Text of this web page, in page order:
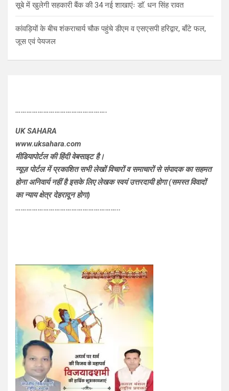
सूबे में खुलेगी सहकारी बैंक की 34 नई शाखाएंः डाॅ. धन सिंह रावत
कांवड़ियों के बीच शंकराचार्य चौक पहुंचे डीएम व एसएसपी हरिद्वार, बाँटे फल,
जूस एवं पेयजल
………………………………………….
UK SAHARA
www.uksahara.com
मीडियापोर्टल की हिंदी वेबसाइट है।
न्यूज़ पोर्टल में प्रकाशित सभी लेखों विचारों व समाचारों से संपादक का सहमत
होना अनिवार्य नहीं है इसके लिए लेखक स्वयं उत्तरदायी होगा (समस्त विवादों
का न्याय क्षेत्र देहरादून होगा)
………………………………………………..